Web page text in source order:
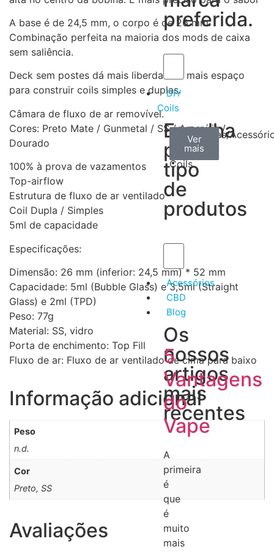
preferida.
DIY
Coils
Escolha
por
tipo
de
produtos
Arame
Coils
Ver
mais
Algodão
Ver
mais
Ferramentas/
Ver
mais
Acessórios
CBD
Blog
Os
nossos
artigos
mais
recentes
5
Vantagens
do
Vape
A
primeira
é
que
é
muito
mais
A base é de 24,5 mm, o corpo é de 26 mm.
Combinação perfeita na maioria dos mods de caixa
sem saliência.
Deck sem postes dá mais liberdade e mais espaço
para construir coils simples e duplas.
Câmara de fluxo de ar removível.
Cores: Preto Mate / Gunmetal / SS / Arco-íris /
Dourado
100% à prova de vazamentos
Top-airflow
Estrutura de fluxo de ar ventilado
Coil Dupla / Simples
5ml de capacidade
Especificações:
Dimensão: 26 mm (inferior: 24,5 mm) * 52 mm
Capacidade: 5ml (Bubble Glass) e 3,5ml (Straight
Glass) e 2ml (TPD)
Peso: 77g
Material: SS, vidro
Porta de enchimento: Top Fill
Fluxo de ar: Fluxo de ar ventilado de cima para baixo
Informação adicional
Peso
n.d.
Cor
Preto, SS
Avaliações